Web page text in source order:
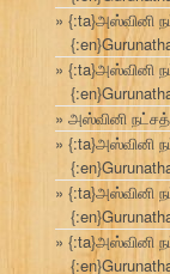
{:ta}அஸ்வினி
{:ta}அஸ்வினி
அஸ்வினி
{:ta}அஸ்வினி
{:ta}அஸ்வினி
{:ta}அஸ்வினி